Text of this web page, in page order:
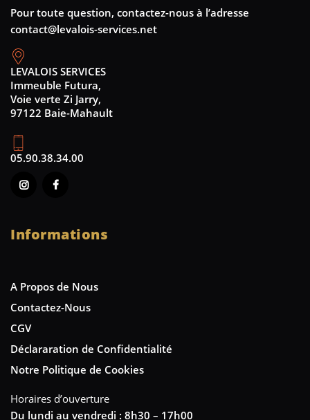
Pour toute question, contactez-nous à l’adresse
contact@levalois-services.net
LEVALOIS SERVICES
Immeuble Futura,
Voie verte Zi Jarry,
97122 Baie-Mahault
05.90.38.34.00
Informations
A Propos de Nous
Contactez-Nous
CGV
Déclararation de Confidentialité
Notre Politique de Cookies
Horaires d’ouverture
Du lundi au vendredi : 8h30 – 17h00